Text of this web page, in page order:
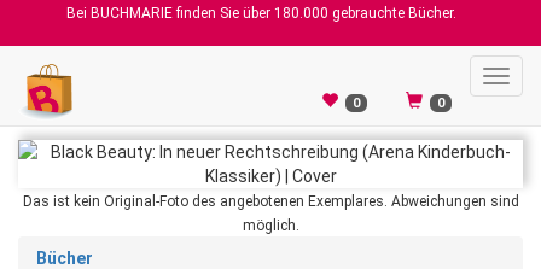
Bei BUCHMARIE finden Sie über 180.000 gebrauchte Bücher.
0 0
Das ist kein Original-Foto des angebotenen Exemplares. Abweichungen sind
möglich.
Bücher